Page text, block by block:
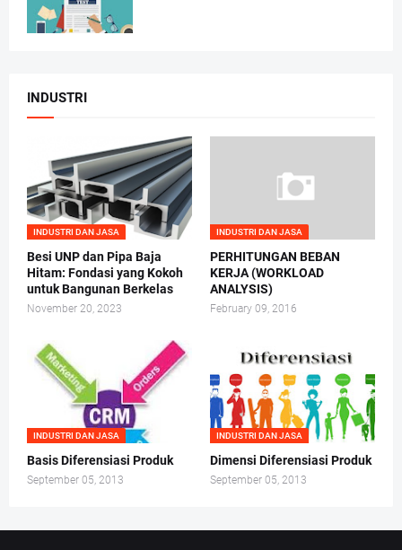
INDUSTRI
INDUSTRI DAN JASA
Besi UNP dan Pipa Baja
Hitam: Fondasi yang Kokoh
untuk Bangunan Berkelas
November 20, 2023
INDUSTRI DAN JASA
PERHITUNGAN BEBAN
KERJA (WORKLOAD
ANALYSIS)
February 09, 2016
INDUSTRI DAN JASA
Basis Diferensiasi Produk
September 05, 2013
INDUSTRI DAN JASA
Dimensi Diferensiasi Produk
September 05, 2013